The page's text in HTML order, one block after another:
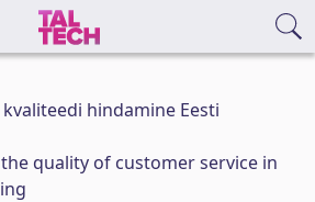
hindamine Eesti
quality of customer service in